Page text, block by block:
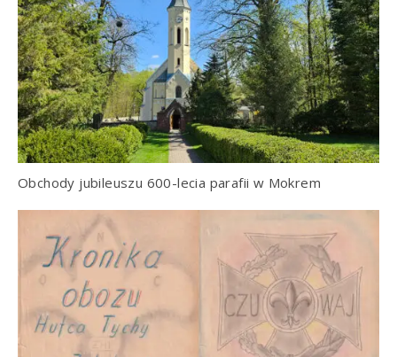
Obchody jubileuszu 600-lecia parafii w Mokrem